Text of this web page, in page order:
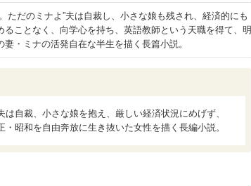
ただのミナよ”夫は自裁し、小さな娘も残され、経済的にも
ことなく、向学心を持ち、英語教師という天職を得て、明
・ミナの活発自在な半生を描く長篇小説。
自裁、小さな娘を抱え、厳しい経済状況にめげず、
昭和を自由奔放に生き抜いた女性を描く長編小説。